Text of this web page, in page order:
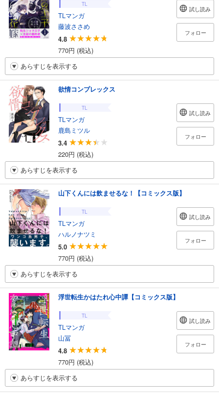
TL
TLマンガ
藤波ささめ
4.8
770円 (税込)
試し読み
フォロー
あらすじを表示する
欲情コンプレックス
TL
TLマンガ
鹿島ミツル
3.4
220円 (税込)
試し読み
フォロー
あらすじを表示する
山下くんには飲ませるな！【コミックス版】
TL
TLマンガ
ハルノナツミ
5.0
770円 (税込)
試し読み
フォロー
あらすじを表示する
浮世転生かはたれ心中譚【コミックス版】
TL
TLマンガ
山冨
4.8
770円 (税込)
試し読み
フォロー
あらすじを表示する